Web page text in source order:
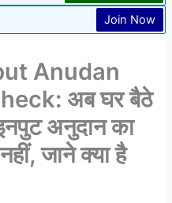
Join Now
Anudan
अब घर बैठे
अनुदान का
जाने क्या है